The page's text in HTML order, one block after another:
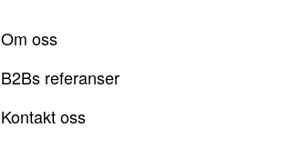
Om oss
B2Bs referanser
Kontakt oss